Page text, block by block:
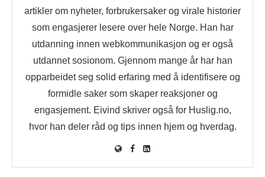
artikler om nyheter, forbrukersaker og virale historier
som engasjerer lesere over hele Norge. Han har
utdanning innen webkommunikasjon og er også
utdannet sosionom. Gjennom mange år har han
opparbeidet seg solid erfaring med å identifisere og
formidle saker som skaper reaksjoner og
engasjement. Eivind skriver også for Huslig.no,
hvor han deler råd og tips innen hjem og hverdag.